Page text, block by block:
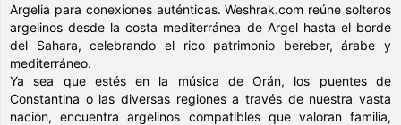
Argelia para conexiones auténticas. Weshrak.com reúne solteros
argelinos desde la costa mediterránea de Argel hasta el borde
del Sahara, celebrando el rico patrimonio bereber, árabe y
mediterráneo.
Ya sea que estés en la música de Orán, los puentes de
Constantina o las diversas regiones a través de nuestra vasta
nación, encuentra argelinos compatibles que valoran familia,